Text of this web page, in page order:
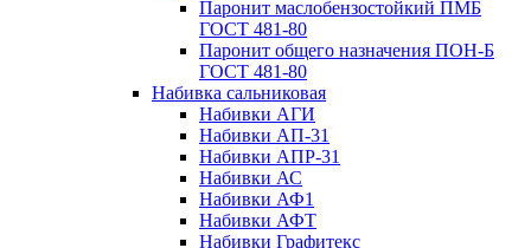
Паронит маслобензостойкий ПМБ
ГОСТ 481-80
Паронит общего назначения ПОН-Б
ГОСТ 481-80
Набивка сальниковая
Набивки АГИ
Набивки АП-31
Набивки АПР-31
Набивки АС
Набивки АФ1
Набивки АФТ
Набивки Графитекс